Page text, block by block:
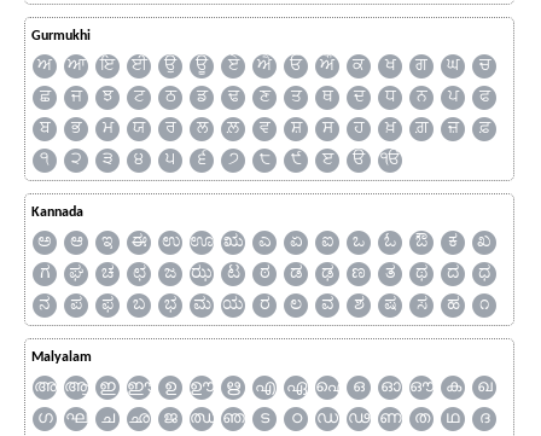
Gurmukhi
ਅ ਆ ਇ ਈ ਉ ਊ ਏ ਐ ਓ ਔ ਕ ਖ ਗ ਘ
ਚ
ਛ
ਜ ਝ ਟ ਠ ਡ ਢ ਣ ਤ ਥ ਦ ਧ ਨ ਪ
ਫ
ਬ
ਭ ਮ ਯ ਰ ਲ ਲ਼ ਵ ਸ਼ ਸ ਹ ਖ਼ ਗ਼ ਜ਼
ਫ਼
੧
੨ ੩ ੪ ੫ ੬ ੭ ੮ ੯ ੲ ੳ ੴ
Kannada
ಅ ಆ ಇ ಈ ಉ ಊ ಋ ಎ ಏ ಐ ಒ ಓ ಔ ಕ
ಖ
ಗ
ಘ ಚ ಛ ಜ ಝ ಟ ಠ ಡ ಢ ಣ ತ ಥ ದ
ಧ
ನ
ಪ ಫ ಬ ಭ ಮ ಯ ರ ಲ ವ ಶ ಷ ಸ ಹ ೧
Malyalam
അ ആ ഇ ഈ ഉ ഊ ഋ എ ഏ ഐ ഒ ഓ ഔ ക
ഖ
ഗ
ഘ ച ഛ ജ ഝ ഞ ട ഠ ഡ ഢ ണ ത ഥ
ദ